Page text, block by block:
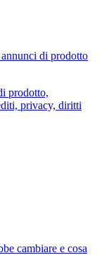
di prodotto
prodotto,
privacy, diritti
cambiare e cosa